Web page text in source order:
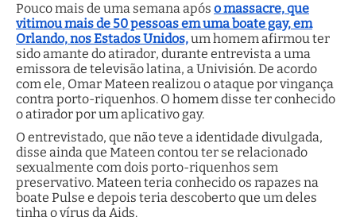
Pouco mais de uma semana após o massacre, que
vitimou mais de 50 pessoas em uma boate gay, em
Orlando, nos Estados Unidos,um homem afirmou ter
sido amante do atirador, durante entrevista a uma
emissora de televisão latina, a Univisión. De acordo
com ele, Omar Mateen realizou o ataque por vingança
contra porto-riquenhos. O homem disse ter conhecido
o atirador por um aplicativo gay.
O entrevistado, que não teve a identidade divulgada,
disse ainda que Mateen contou ter se relacionado
sexualmente com dois porto-riquenhos sem
preservativo. Mateen teria conhecido os rapazes na
boate Pulse e depois teria descoberto que um deles
tinha o vírus da Aids.